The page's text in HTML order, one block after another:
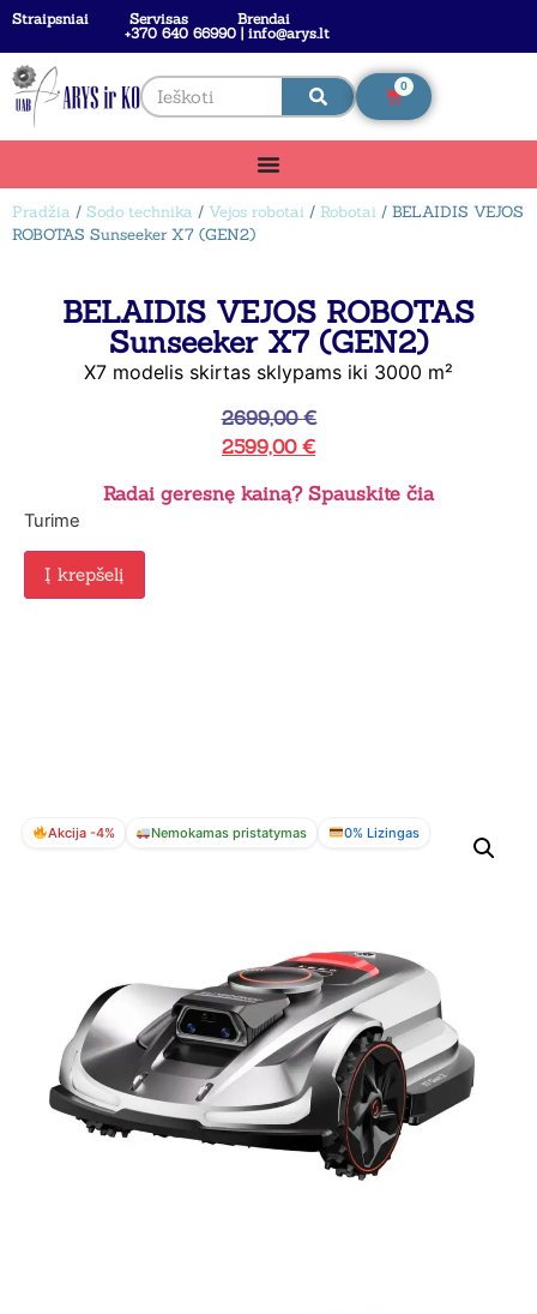
Straipsniai Servisas
Brendai
+370 640 66990 | info@arys.lt
0
Pradžia / Sodo technika / Vejos robotai / Robotai / BELAIDIS VEJOS
ROBOTAS Sunseeker X7 (GEN2)
BELAIDIS VEJOS ROBOTAS
Sunseeker X7 (GEN2)
X7 modelis skirtas sklypams iki 3000 m²
2699,00€
2599,00 €
Radai geresnę kainą? Spauskite čia
Turime
Į krepšelį
Akcija -4% Nemokamas pristatymas 0% Lizingas